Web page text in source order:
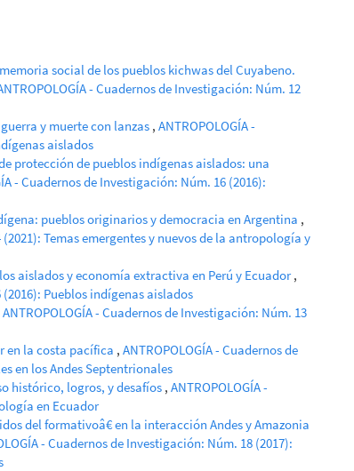
social de los pueblos kichwas del Cuyabeno.
- Cuadernos de Investigación: Núm. 12
y muerte con lanzas , ANTROPOLOGÍA -
aislados
protección de pueblos indígenas aislados: una
- Cuadernos de Investigación: Núm. 16 (2016):
pueblos originarios y democracia en Argentina ,
Temas emergentes y nuevos de la antropología y
aislados y economía extractiva en Perú y Ecuador,
Pueblos indígenas aislados
ANTROPOLOGÍA - Cuadernos de Investigación: Núm. 13
en la costa pacífica , ANTROPOLOGÍA - Cuadernos de
en los Andes Septentrionales
histórico, logros, y desafíos , ANTROPOLOGÍA -
en Ecuador
del formativoâ€ en la interacción Andes y Amazonia
- Cuadernos de Investigación: Núm. 18 (2017):